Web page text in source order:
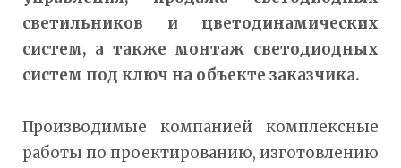
светильников и цветодинамических
систем, а также монтаж светодиодных
систем под ключ на объекте заказчика.
Производимые компанией комплексные
работы по проектированию, изготовлению